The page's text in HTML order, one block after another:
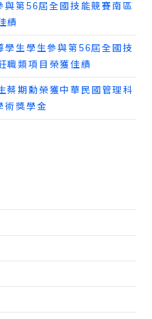
第56屆全國技能競賽南區
績
生學生參與第56屆全國技
職類項目榮獲佳績
蔡期勳榮獲中華民國管理科
術獎學金